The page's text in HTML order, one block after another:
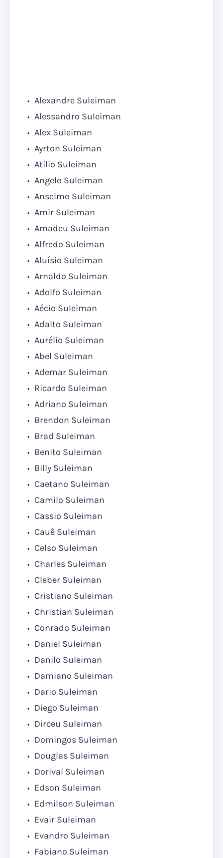
Alexandre Suleiman
Alessandro Suleiman
Alex Suleiman
Ayrton Suleiman
Atílio Suleiman
Angelo Suleiman
Anselmo Suleiman
Amir Suleiman
Amadeu Suleiman
Alfredo Suleiman
Aluísio Suleiman
Arnaldo Suleiman
Adolfo Suleiman
Aécio Suleiman
Adalto Suleiman
Aurélio Suleiman
Abel Suleiman
Ademar Suleiman
Ricardo Suleiman
Adriano Suleiman
Brendon Suleiman
Brad Suleiman
Benito Suleiman
Billy Suleiman
Caetano Suleiman
Camilo Suleiman
Cassio Suleiman
Cauê Suleiman
Celso Suleiman
Charles Suleiman
Cleber Suleiman
Cristiano Suleiman
Christian Suleiman
Conrado Suleiman
Daniel Suleiman
Danilo Suleiman
Damiano Suleiman
Dario Suleiman
Diego Suleiman
Dirceu Suleiman
Domingos Suleiman
Douglas Suleiman
Dorival Suleiman
Edson Suleiman
Edmilson Suleiman
Evair Suleiman
Evandro Suleiman
Fabiano Suleiman